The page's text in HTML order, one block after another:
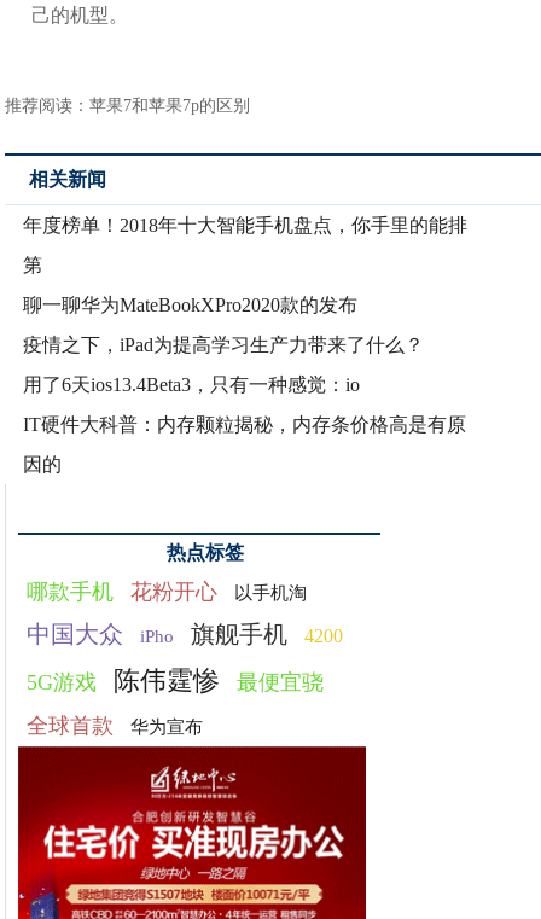
己的机型。
推荐阅读：苹果7和苹果7p的区别
相关新闻
年度榜单！2018年十大智能手机盘点，你手里的能排
第
聊一聊华为MateBookXPro2020款的发布
疫情之下，iPad为提高学习生产力带来了什么？
用了6天ios13.4Beta3，只有一种感觉：io
IT硬件大科普：内存颗粒揭秘，内存条价格高是有原
因的
热点标签
哪款手机 花粉开心 以手机淘
中国大众 iPho 旗舰手机 4200
5G游戏 陈伟霆惨
最便宜骁
全球首款
华为宣布